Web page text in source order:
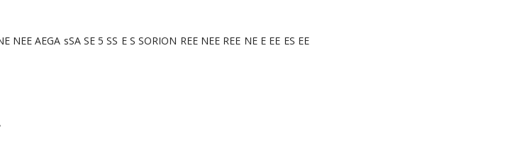
NEE AEGA sSA SE 5 SS E S SORION REE NEE REE NE E EE ES EE